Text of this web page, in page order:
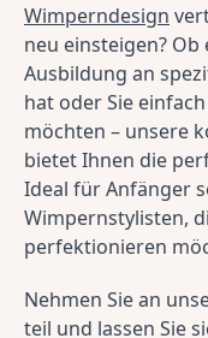
Wimperndesign
neu einsteigen?
Ausbildung an
hat oder Sie
möchten – unsere
bietet Ihnen die
Ideal für Anfänger
Wimpernstylisten,
perfektionieren
Nehmen Sie an
teil und lassen Sie